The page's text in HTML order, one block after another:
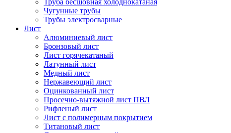
Труба бесшовная холоднокатаная
Чугунные трубы
Трубы электросварные
Лист
Алюминиевый лист
Бронзовый лист
Лист горячекатаный
Латунный лист
Медный лист
Нержавеющий лист
Оцинкованный лист
Просечно-вытяжной лист ПВЛ
Рифленый лист
Лист с полимерным покрытием
Титановый лист